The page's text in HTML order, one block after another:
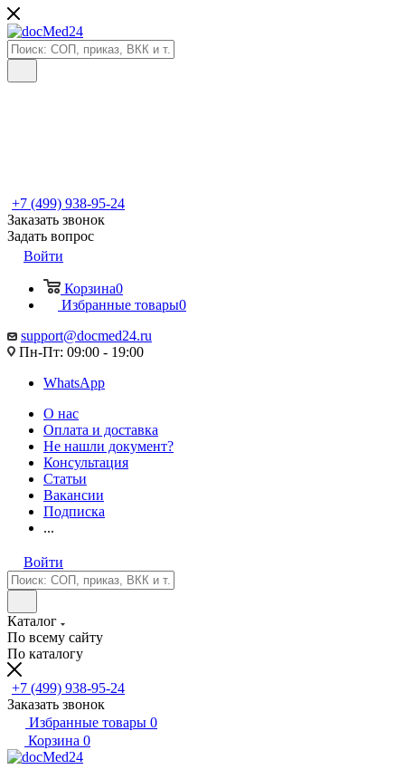
+7 (499) 938-95-24
Заказать звонок
Задать вопрос
Войти
Корзина0
Избранные товары0
support@docmed24.ru
Пн-Пт: 09:00 - 19:00
WhatsApp
О нас
Оплата и доставка
Не нашли документ?
Консультация
Статьи
Вакансии
Подписка
...
Войти
Каталог
По всему сайту
По каталогу
+7 (499) 938-95-24
Заказать звонок
Избранные товары 0
Корзина 0